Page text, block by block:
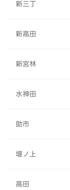
新三丁
新高田
新宮林
水神田
助市
堰ノ上
高田